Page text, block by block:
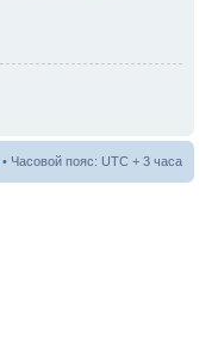
• Часовой пояс: UTC + 3 часа